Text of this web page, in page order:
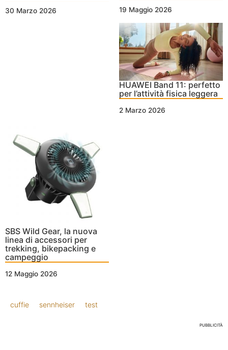
30 Marzo 2026 19 Maggio 2026
HUAWEI Band 11: perfetto
per l’attività fisica leggera
2 Marzo 2026
SBS Wild Gear, la nuova
linea di accessori per
trekking, bikepacking e
campeggio
12 Maggio 2026
cuffie sennheiser test
PUBBLICITÀ